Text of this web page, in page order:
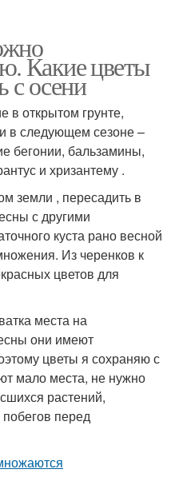
Какие цветы
с осени
в открытом грунте,
в следующем сезоне –
бегонии, бальзамины,
и хризантему .
земли , пересадить в
с другими
куста рано весной
Из черенков к
цветов для
места на
они имеют
цветы я сохраняю с
мало места, не нужно
растений,
побегов перед